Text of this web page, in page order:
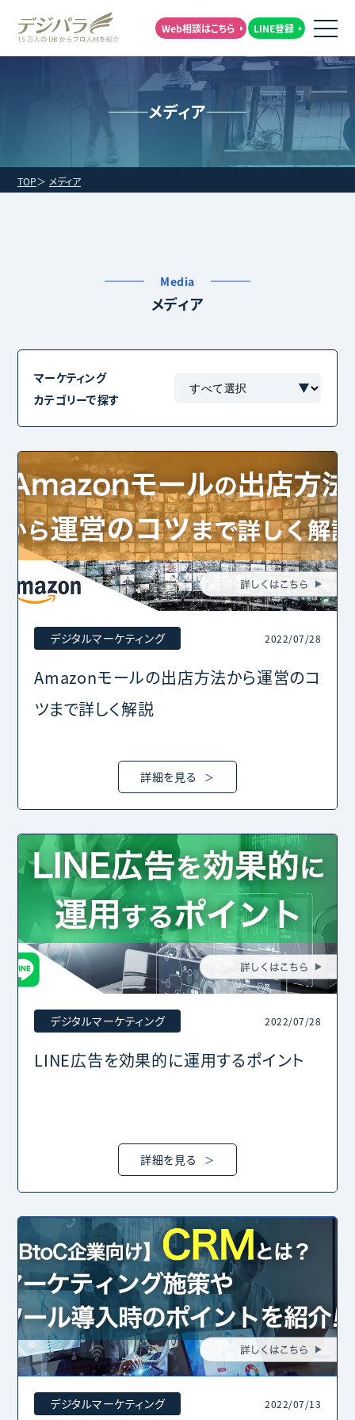
Web相談はこちら LINE登録
メディア
TOP メディア
Media
メディア
マーケティング
カテゴリーで探す
デジタルマーケティング 2022/07/28
Amazonモールの出店方法から運営のコ
ツまで詳しく解説
詳細を見る
デジタルマーケティング 2022/07/28
LINE広告を効果的に運用するポイント
詳細を見る
デジタルマーケティング 2022/07/13